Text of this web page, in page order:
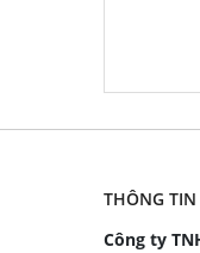
THÔNG
Công ty